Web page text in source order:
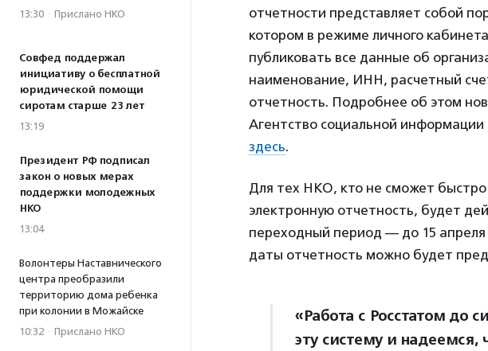
13:30 · Прислано НКО
Совфед поддержал
инициативу о бесплатной
юридической помощи
сиротам старше 23 лет
13:19
Президент РФ подписал
закон о новых мерах
поддержки молодежных
НКО
13:04
Волонтеры Наставнического
центра преобразили
территорию дома ребенка
при колонии в Можайске
10:32 · Прислано НКО
отчетности представляет собой
котором в режиме личного
публиковать все данные об
наименование, ИНН, расчетный
отчетность. Подробнее об этом
Агентство социальной информации
здесь.
Для тех НКО, кто не сможет
электронную отчетность, будет
переходный период — до 15 апреля
даты отчетность можно будет
«Работа с Росстатом до
эту систему и надеемся,